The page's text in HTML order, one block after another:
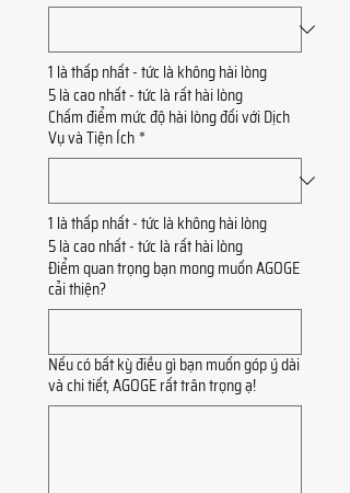
1 là thấp nhất - tức là không hài lòng
5 là cao nhất - tức là rất hài lòng
Chấm điểm mức độ hài lòng đối với Dịch
Vụ và Tiện Ích*
1 là thấp nhất - tức là không hài lòng
5 là cao nhất - tức là rất hài lòng
Điểm quan trọng bạn mong muốn AGOGE
cải thiện?
Nếu có bất kỳ điều gì bạn muốn góp ý dài
và chi tiết, AGOGE rất trân trọng ạ!